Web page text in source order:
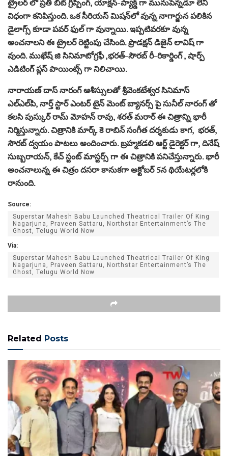
ట్రైలర్ లో ప్రతి బిట్ గ్రిప్పింగ్, యాక్షన్-ప్యాక్డ్ గా మునుపెన్నడూ లేని
విధంగా కనిపిస్తుంది. ఒక సీరియస్ మిషన్‌లో వున్న నాగార్జున పలికిన
డైలాగ్స్ కూడా పవర్ ఫుల్ గా వున్నాయి. ఇప్పటివరకూ వున్న
అంచనాలని ఈ ట్రైలర్ రెట్టింపు చేసింది. ప్రొడక్షన్ డిజైన్ లావిష్ గా
వుంది. ముఖేష్ జి సినిమాటోగ్రఫీ ,భరత్-సౌరబ్ రీ-రికార్డింగ్ , షార్ప్
ఎడిటింగ్ ప్లస్ పాయింట్స్ గా నిలిచాయి.
నారాయణ్ దాస్ నారంగ్ ఆశీస్సులతో శ్రీవెంకటేశ్వర సినిమాస్
ఎల్‌ఎల్‌పి, నార్త్ స్టార్ ఎంటర్ టైన్ మెంట్ బ్యానర్స్ పై సునీల్ నారంగ్ తో
కలసి పుస్కుర్ రామ్ మోహన్ రావు, శరత్ మరార్ ఈ చిత్రాన్ని భారీ
నిర్మిస్తున్నారు. చిత్రానికి మార్క్ కె రాబిన్ సంగీత దర్శకుడు కాగ, భరత్,
సౌరబ్ ద్వయం పాటలు అందించారు. బ్రహ్మకడలి ఆర్ట్ డైరెక్టర్ గా, దినేష్
సుబ్బరాయన్, కేచ్ స్టంట్ మాస్టర్స్ గా ఈ చిత్రానికి పనిచేస్తున్నారు. భారీ
అంచనాలున్న ఈ చిత్రం దసరా కానుకగా అక్టోబర్ 5న థియేటర్లలోకి
రానుంది.
Source:
Superstar Mahesh Babu Launched Theatrical Trailer Of King
Nagarjuna, Praveen Sattaru, Northstar Entertainment’s The
Ghost, Telugu World Now
Via:
Superstar Mahesh Babu Launched Theatrical Trailer Of King
Nagarjuna, Praveen Sattaru, Northstar Entertainment’s The
Ghost, Telugu World Now
Related Posts